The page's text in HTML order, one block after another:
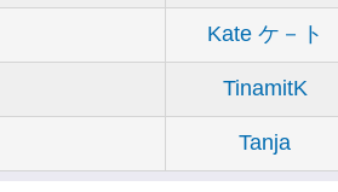
Kate ケ－ト
TinamitK
Tanja